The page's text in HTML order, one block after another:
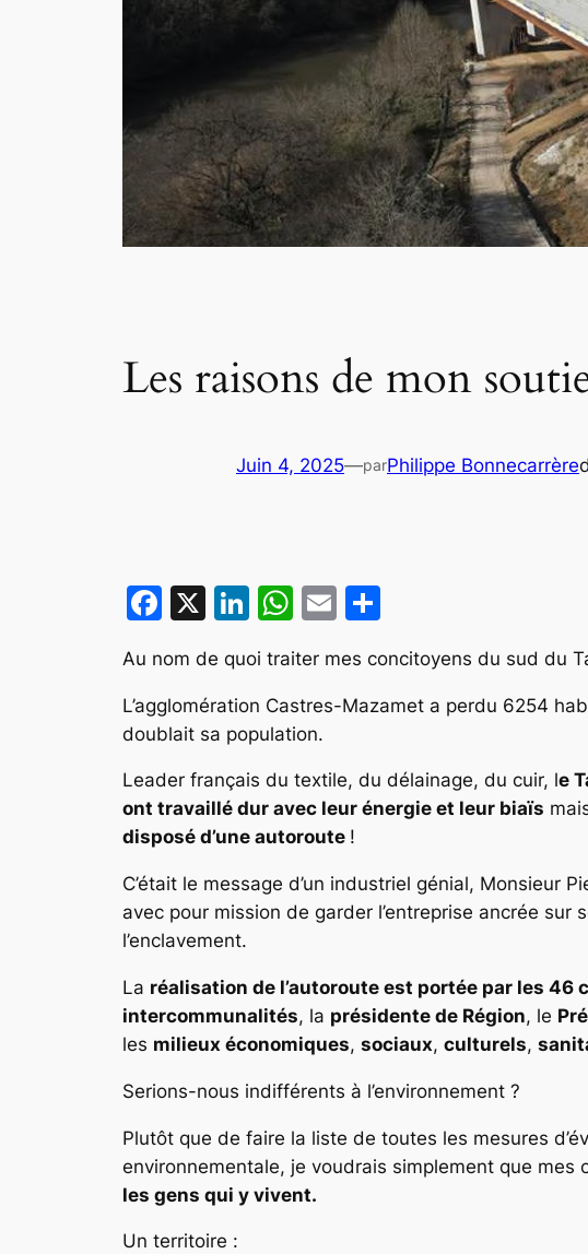
Les raisons de mon
Juin 4, 2025—parPhilippe Bonnecarrère
Facebook
X LinkedIn
WhatsApp
Email
Au nom de quoi traiter mes concitoyens du sud du
L’agglomération Castres-Mazamet a perdu 6254
doublait sa population.
Leader français du textile, du délainage, du cuir, le
ont travaillé dur avec leur énergie et leur biaïs
disposé d’une autoroute !
C’était le message d’un industriel génial,
avec pour mission de garder l’entreprise ancrée
l’enclavement.
La réalisation de l’autoroute est portée par les
intercommunalités, la présidente de Région, le
les milieux économiques, sociaux, culturels,
Serions-nous indifférents à l’environnement ?
Plutôt que de faire la liste de toutes les mesures
environnementale, je voudrais simplement que
les gens qui y vivent.
Un territoire :